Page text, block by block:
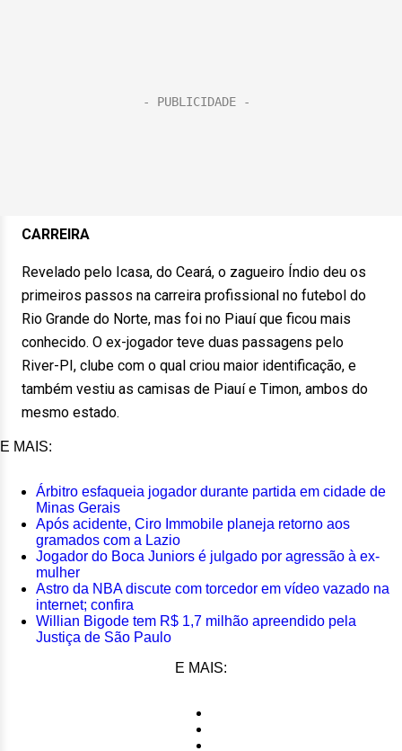
CARREIRA
Revelado pelo Icasa, do Ceará, o zagueiro Índio deu os
primeiros passos na carreira profissional no futebol do
Rio Grande do Norte, mas foi no Piauí que ficou mais
conhecido. O ex-jogador teve duas passagens pelo
River-PI, clube com o qual criou maior identificação, e
também vestiu as camisas de Piauí e Timon, ambos do
mesmo estado.
E MAIS:
Árbitro esfaqueia jogador durante partida em cidade de
Minas Gerais
Após acidente, Ciro Immobile planeja retorno aos
gramados com a Lazio
Jogador do Boca Juniors é julgado por agressão à ex-
mulher
Astro da NBA discute com torcedor em vídeo vazado na
internet; confira
Willian Bigode tem R$ 1,7 milhão apreendido pela
Justiça de São Paulo
E MAIS: